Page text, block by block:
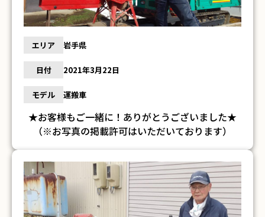
エリア 岩手県
日付 2021年3月22日
モデル 運搬車
★お客様もご一緒に！ありがとうございました★
（※お写真の掲載許可はいただいております）